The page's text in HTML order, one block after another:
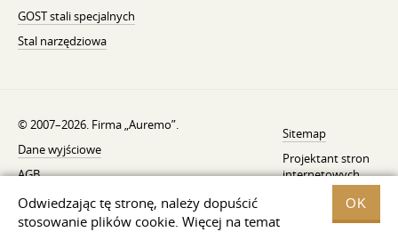
Odwiedzając tę ​​stronę, należy dopuścić
stosowanie plików cookie. Więcej na temat
OK
GOST stali specjalnych
Stal narzędziowa
© 2007–2026. Firma „Auremo”.
Dane wyjściowe
AGB
Powiadomienie o wycofaniu
Ochrona danych
Sitemap
Projektant stron
internetowych